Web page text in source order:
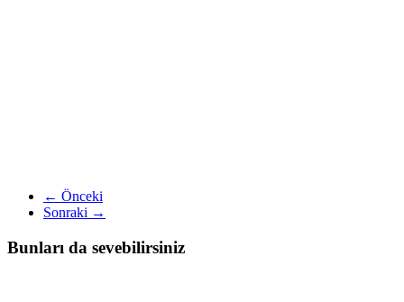
← Önceki
Sonraki →
Bunları da sevebilirsiniz